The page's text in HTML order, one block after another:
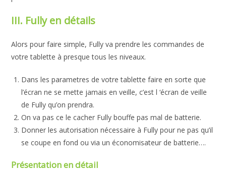
III. Fully en détails
Alors pour faire simple, Fully va prendre les commandes de
votre tablette à presque tous les niveaux.
Dans les parametres de votre tablette faire en sorte que
l’écran ne se mette jamais en veille, c’est l ‘écran de veille
de Fully qu’on prendra.
On va pas ce le cacher Fully bouffe pas mal de batterie.
Donner les autorisation nécessaire à Fully pour ne pas qu’il
se coupe en fond ou via un économisateur de batterie….
Présentation en détail